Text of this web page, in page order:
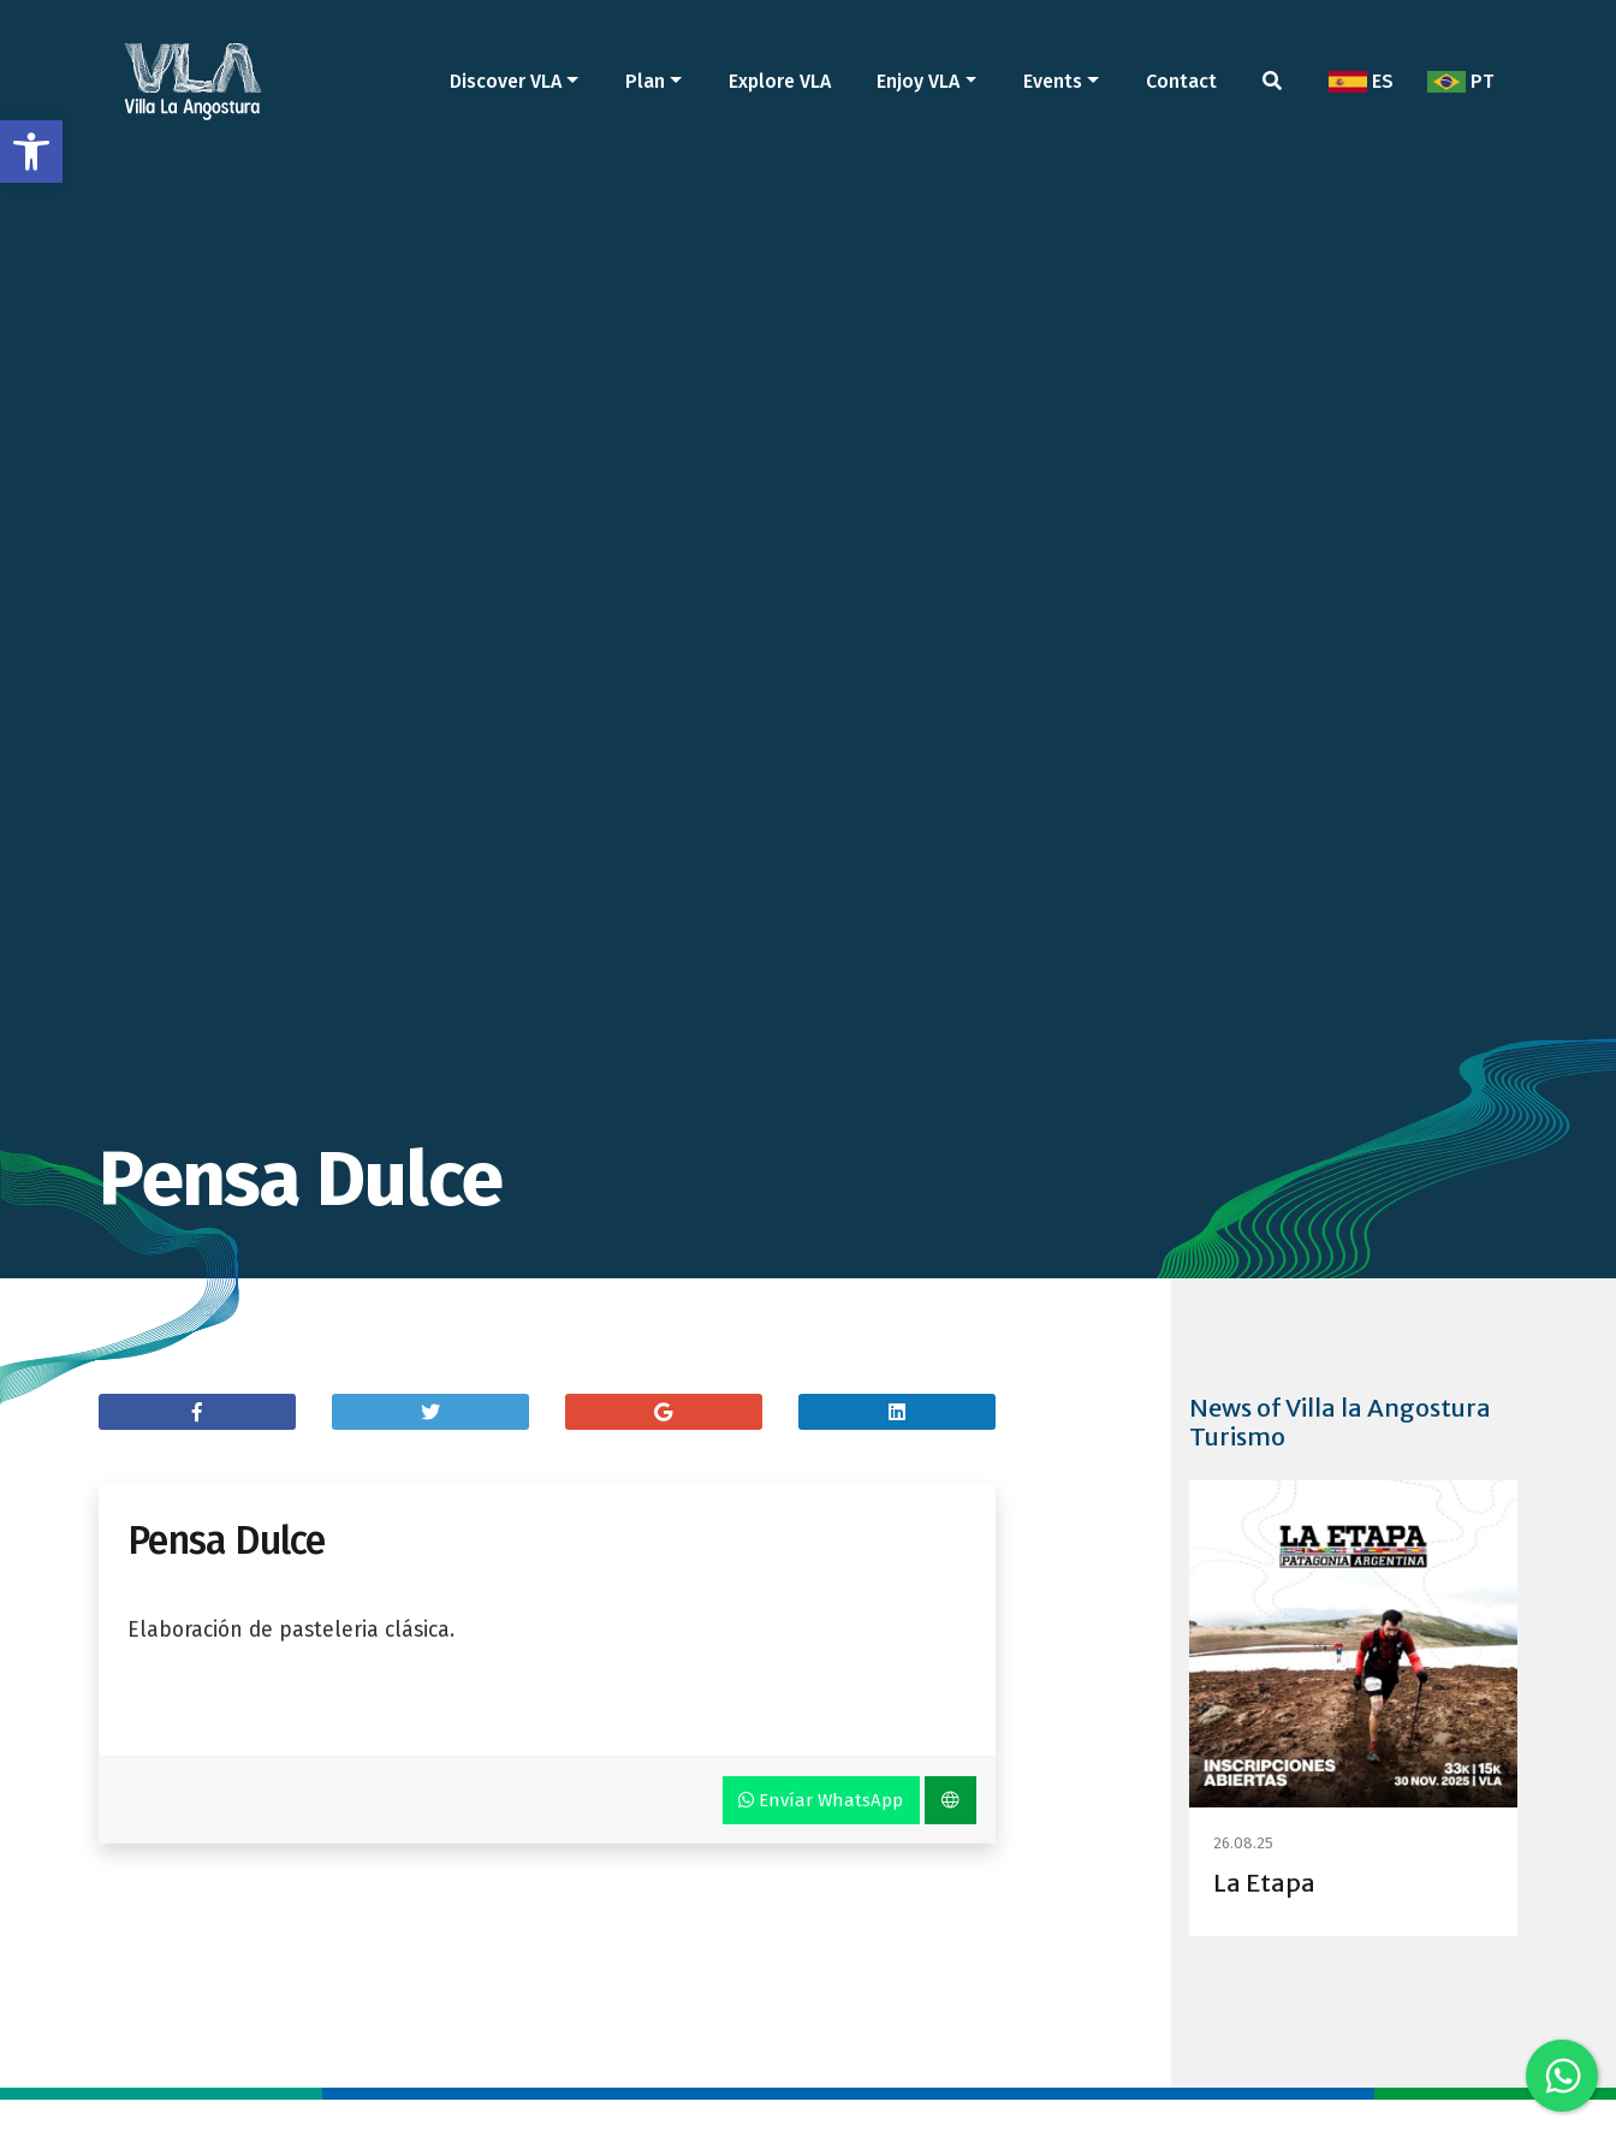
Open toolbar
Discover VLA Plan Explore VLA Enjoy VLA Events Contact ES PT
Pensa Dulce
Pensa Dulce
Elaboración de pasteleria clásica.
Envíar WhatsApp
News of Villa la Angostura
Turismo
26.08.25
La Etapa